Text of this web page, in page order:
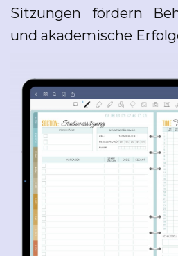
Sitzungen fördern
und akademische